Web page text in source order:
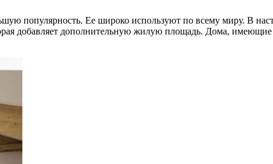
популярность. Ее широко используют по всему миру. В
добавляет дополнительную жилую площадь. Дома,